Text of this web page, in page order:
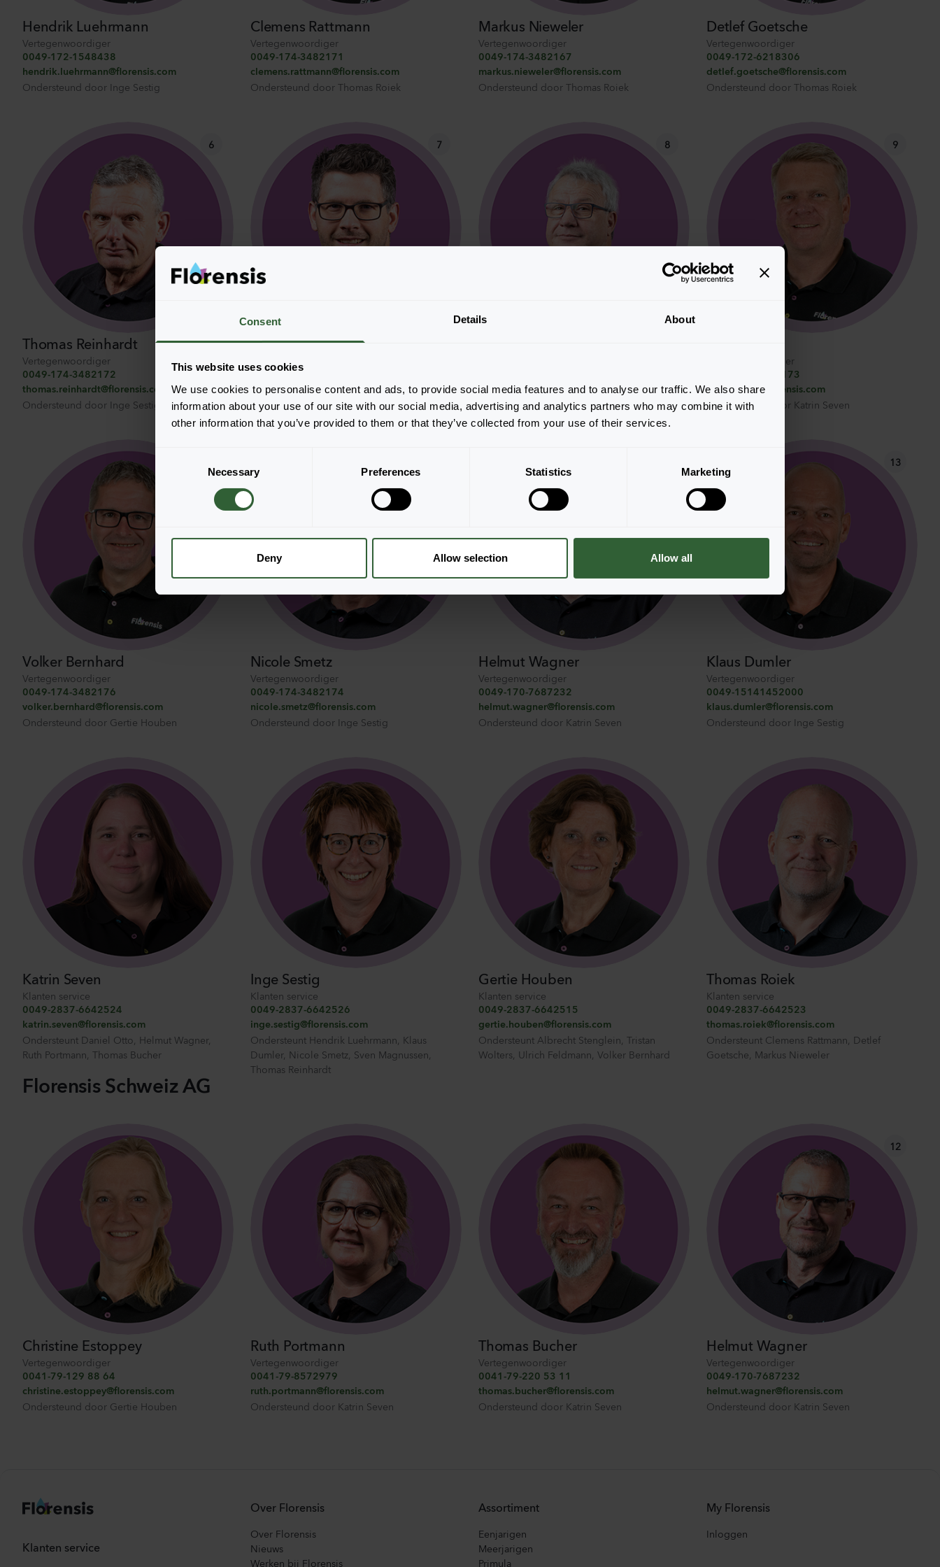
Consent Details About
This website uses cookies
We use cookies to personalise content and ads, to provide social media features and to analyse our traffic. We also share
information about your use of our site with our social media, advertising and analytics partners who may combine it with
other information that you’ve provided to them or that they’ve collected from your use of their services.
C
t
e
e
n
Necessary Preferences Statistics Marketing
Deny Allow selection Allow all
Hendrik Luehrmann
Vertegenwoordiger
0049-172-1548438
hendrik.luehrmann@florensis.com
Ondersteund door Inge Sestig
Clemens Rattmann
Vertegenwoordiger
0049-174-3482171
clemens.rattmann@florensis.com
Ondersteund doorThomas Roiek
Markus Nieweler
Vertegenwoordiger
0049-174-3482167
markus.nieweler@florensis.com
Ondersteund doorThomas Roiek
Detlef Goetsche
Vertegenwoordiger
0049-172-6218306
detlef.goetsche@florensis.com
Ondersteund doorThomas Roiek
6
Thomas Reinhardt
Vertegenwoordiger
0049-174-3482172
thomas.reinhardt@florensis.com
Ondersteund door Inge Sestig
7
Tristan Wolters
Vertegenwoordiger
0049-174-7278636
tristan.wolters@florensis.com
Ondersteund door Gertie Houben
8
albrecht.stenglein@florensis.com
Ondersteund doorGertie Houben
9
Vertegenwoordiger
0049-174-3482173
daniel.otto@florensis.com
Ondersteund door Katrin Seven
Volker Bernhard
Vertegenwoordiger
0049-174-3482176
volker.bernhard@florensis.com
Ondersteund door Gertie Houben
Nicole Smetz
Vertegenwoordiger
0049-174-3482174
nicole.smetz@florensis.com
Ondersteund door Inge Sestig
Helmut Wagner
Vertegenwoordiger
0049-170-7687232
helmut.wagner@florensis.com
Ondersteund door Katrin Seven
13
Klaus Dumler
Vertegenwoordiger
0049-15141452000
klaus.dumler@florensis.com
Ondersteund door Inge Sestig
Katrin Seven
Klanten service
0049-2837-6642524
katrin.seven@florensis.com
Ondersteunt Daniel Otto Helmut Wagner,
Ruth Portmann Thomas Bucher
Inge Sestig
Klanten service
0049-2837-6642526
inge.sestig@florensis.com
Ondersteunt Hendrik Luehrmann Klaus
Dumler, Nicole Smetz Sven Magnussen
Thomas Reinhardt
Gertie Houben
Klanten service
0049-2837-6642515
gertie.houben@florensis.com
Ondersteunt Albrecht Stenglein Tristan
Wolters Ulrich Feldmann Volker Bernhard
Thomas Roiek
Klanten service
0049-2837-6642523
thomas.roiek@florensis.com
Ondersteunt Clemens Rattmann Detlef
Goetsche Markus Nieweler
Florensis Schweiz AG
Christine Estoppey
Vertegenwoordiger
0041-79-129 88 64
christine.estoppey@florensis.com
Ondersteund door Gertie Houben
Ruth Portmann
Vertegenwoordiger
0041-79-8572979
ruth.portmann@florensis.com
Ondersteund door Katrin Seven
Thomas Bucher
Vertegenwoordiger
0041-79-220 53 11
thomas.bucher@florensis.com
Ondersteund door Katrin Seven
12
Helmut Wagner
Vertegenwoordiger
0049-170-7687232
helmut.wagner@florensis.com
Ondersteund door Katrin Seven
Klanten service
Over Florensis
Over Florensis
Nieuws
Werken bij Florensis
Assortiment
Eenjarigen
Meerjarigen
Primula
My Florensis
Inloggen